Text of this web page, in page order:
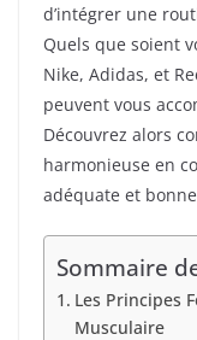
d’intégrer une
Quels que soient
Nike, Adidas, et
peuvent vous
Découvrez alors
harmonieuse en
adéquate et
Sommaire
Les Principes
Musculaire